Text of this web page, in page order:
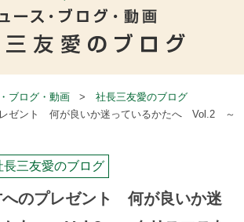
ブログ・動画
社長三友愛のブログ
ゼント 何が良いか迷っているかたへ Vol.2 ～
長三友愛のブログ
へのプレゼント 何が良いか迷